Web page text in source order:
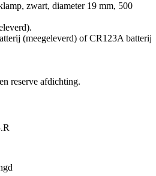
zwart, diameter 19 mm, 500
(meegeleverd) of CR123A batterij
reserve afdichting.